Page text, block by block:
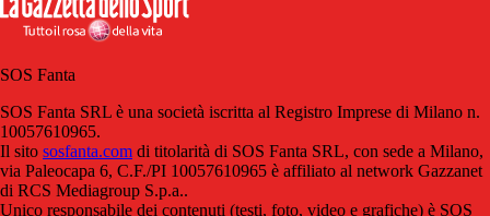
SOS Fanta
SOS Fanta SRL è una società iscritta al Registro Imprese di Milano n.
10057610965.
Il sito sosfanta.com di titolarità di SOS Fanta SRL, con sede a Milano,
via Paleocapa 6, C.F./PI 10057610965 è affiliato al network Gazzanet
di RCS Mediagroup S.p.a..
Unico responsabile dei contenuti (testi, foto, video e grafiche) è SOS